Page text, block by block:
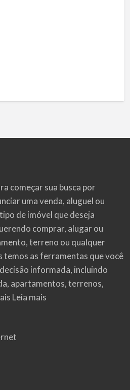
começar sua busca por
uma venda, aluguel ou
de imóvel que deseja
comprar, alugar ou
terreno ou qualquer
temos as ferramentas que você
informada, incluindo
apartamentos, terrenos,
Leia mais